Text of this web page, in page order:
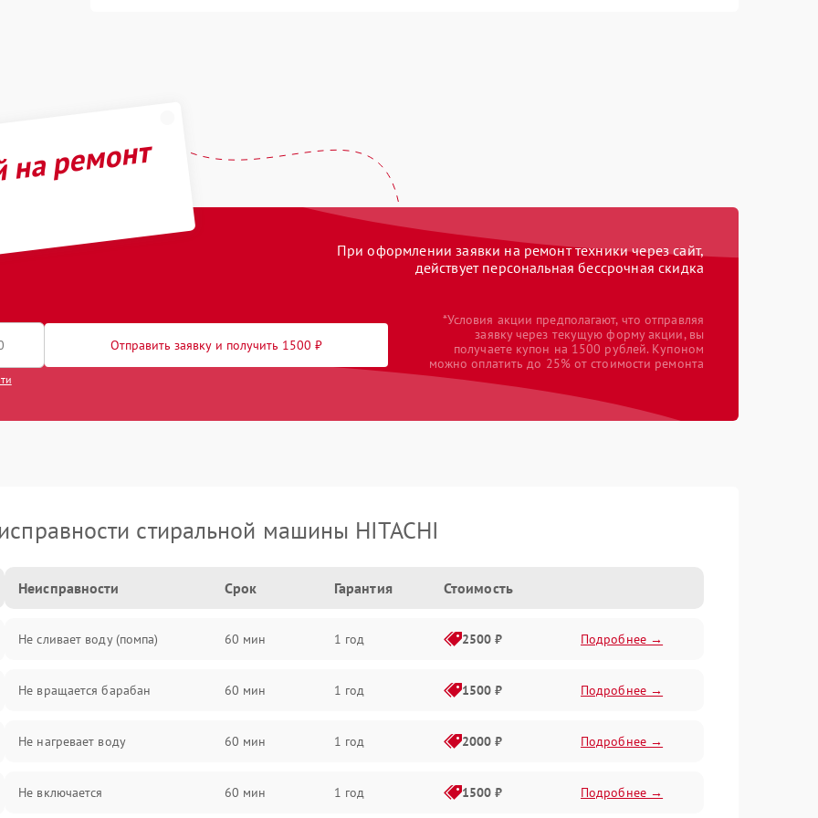
ремонт
При оформлении заявки на ремонт техники через сайт,
действует персональная бессрочная скидка
Отправить заявку и получить 1500 ₽
*Условия акции предполагают, что отправляя
заявку через текущую форму акции, вы
получаете купон на 1500 рублей. Купоном
можно оплатить до 25% от стоимости ремонта
стиральной машины HITACHI
Неисправности Срок Гарантия Стоимость
Не сливает воду (помпа) 60 мин 1 год 2500 ₽ Подробнее →
Не вращается барабан 60 мин 1 год 1500 ₽ Подробнее →
Не нагревает воду 60 мин 1 год 2000 ₽ Подробнее →
Не включается 60 мин 1 год 1500 ₽ Подробнее →